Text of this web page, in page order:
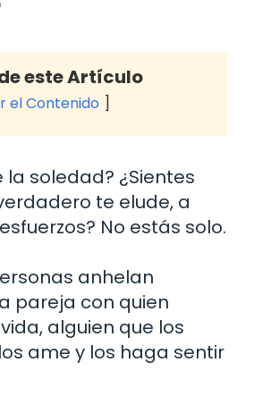
este Artículo
el Contenido
soledad? ¿Sientes
te elude, a
No estás solo.
anhelan
pareja con quien
alguien que los
ame y los haga sentir